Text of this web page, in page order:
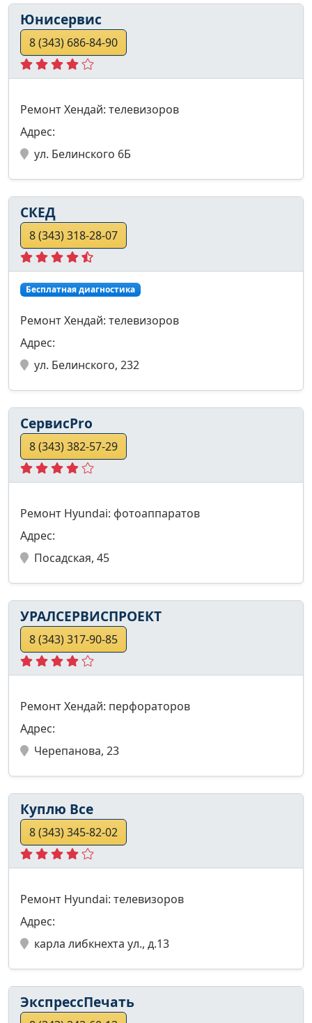
Юнисервис
8 (343) 686-84-90
Ремонт Хендай: телевизоров
Адрес:
ул. Белинского 6Б
СКЕД
8 (343) 318-28-07
Бесплатная диагностика
Ремонт Хендай: телевизоров
Адрес:
ул. Белинского, 232
СервисPro
8 (343) 382-57-29
Ремонт Hyundai: фотоаппаратов
Адрес:
Посадская, 45
УРАЛСЕРВИСПРОЕКТ
8 (343) 317-90-85
Ремонт Хендай: перфораторов
Адрес:
Черепанова, 23
Куплю Все
8 (343) 345-82-02
Ремонт Hyundai: телевизоров
Адрес:
карла либкнехта ул., д.13
ЭкспрессПечать